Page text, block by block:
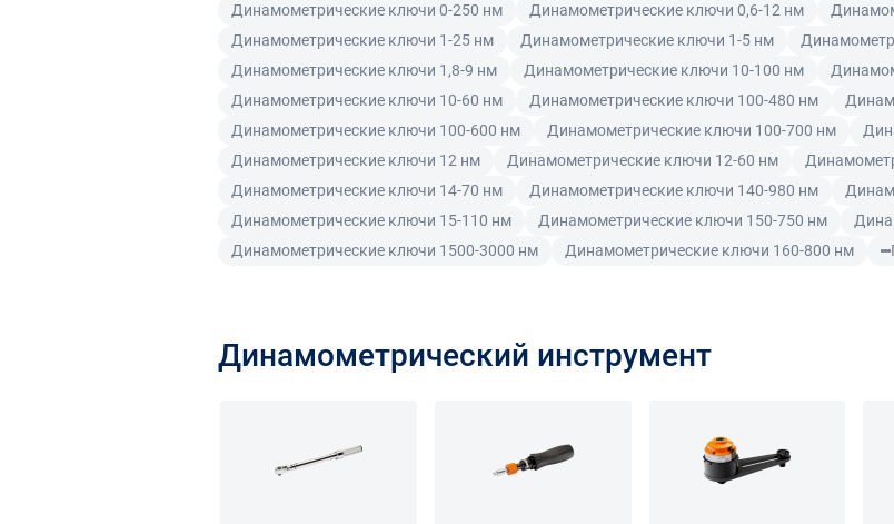
Динамометрические ключи 0-250 нм Динамометрические ключи 0,6-12 нм
Динамометрические ключи 1-25 нм
Динамометрические ключи 1-5 нм
Динамометрические ключи 1,8-9 нм
Динамометрические ключи 10-100 нм
Динамометрические ключи 10-60 нм
Динамометрические ключи 100-480 нм
Динамометрические ключи 100-600 нм
Динамометрические ключи 100-700 нм
Динамометрические ключи 12 нм
Динамометрические ключи 12-60 нм
Динамометрические ключи 14-70 нм
Динамометрические ключи 140-980 нм
Динамометрические ключи 15-110 нм
Динамометрические ключи 150-750 нм
Динамометрические ключи 1500-3000 нм
Динамометрические ключи 160-800 нм
Динамометрический инструмент